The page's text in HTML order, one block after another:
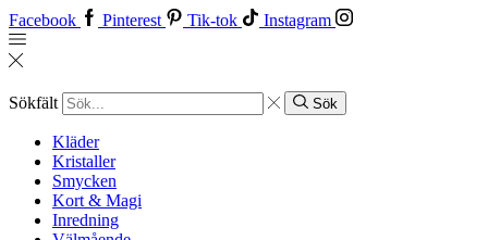
Facebook Pinterest Tik-tok Instagram
Sökfält Sök
Kläder
Kristaller
Smycken
Kort & Magi
Inredning